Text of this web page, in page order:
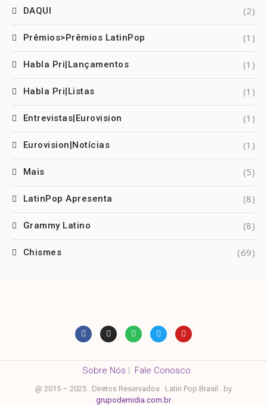
DAQUI (2)
Prêmios>Prêmios LatinPop (1)
Habla Pri|Lançamentos (1)
Habla Pri|Listas (1)
Entrevistas|Eurovision (1)
Eurovision|Notícias (1)
Mais (5)
LatinPop Apresenta (8)
Grammy Latino (8)
Chismes (69)
Sobre Nós | Fale Conosco
@ 2015 – 2025 . Diretos Reservados . Latin Pop Brasil . by
grupodemidia.com.br